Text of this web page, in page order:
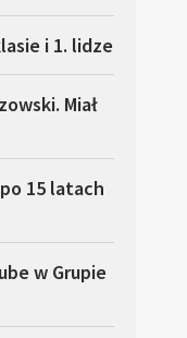
i 1. lidze
Miał
15 latach
w Grupie